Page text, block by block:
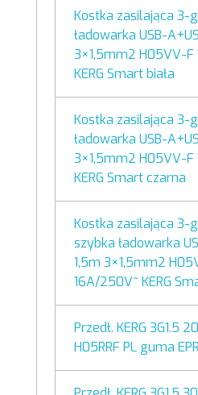
Kostka zasilająca 3-
ładowarka USB-
3×1,5mm2 H05VV-F
KERG Smart biała
Kostka zasilająca 3-
ładowarka USB-
3×1,5mm2 H05VV-F
KERG Smart czarna
Kostka zasilająca 3-
szybka ładowarka
1,5m 3×1,5mm2
16A/250V~ KERG
Przedł. KERG 3G1.5
H05RRF PL guma EPR